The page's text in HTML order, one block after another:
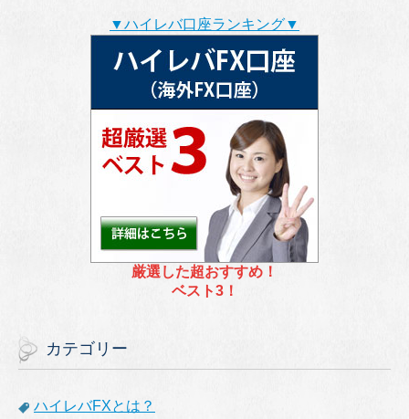
▼ハイレバ口座ランキング▼
厳選した超おすすめ！
ベスト3！
カテゴリー
ハイレバFXとは？